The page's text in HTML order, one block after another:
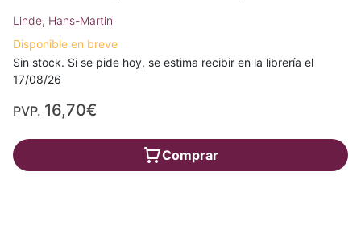
Linde, Hans-Martin
Disponible en breve
Sin stock. Si se pide hoy, se estima recibir en la librería el
17/08/26
PVP. 16,70€
Comprar